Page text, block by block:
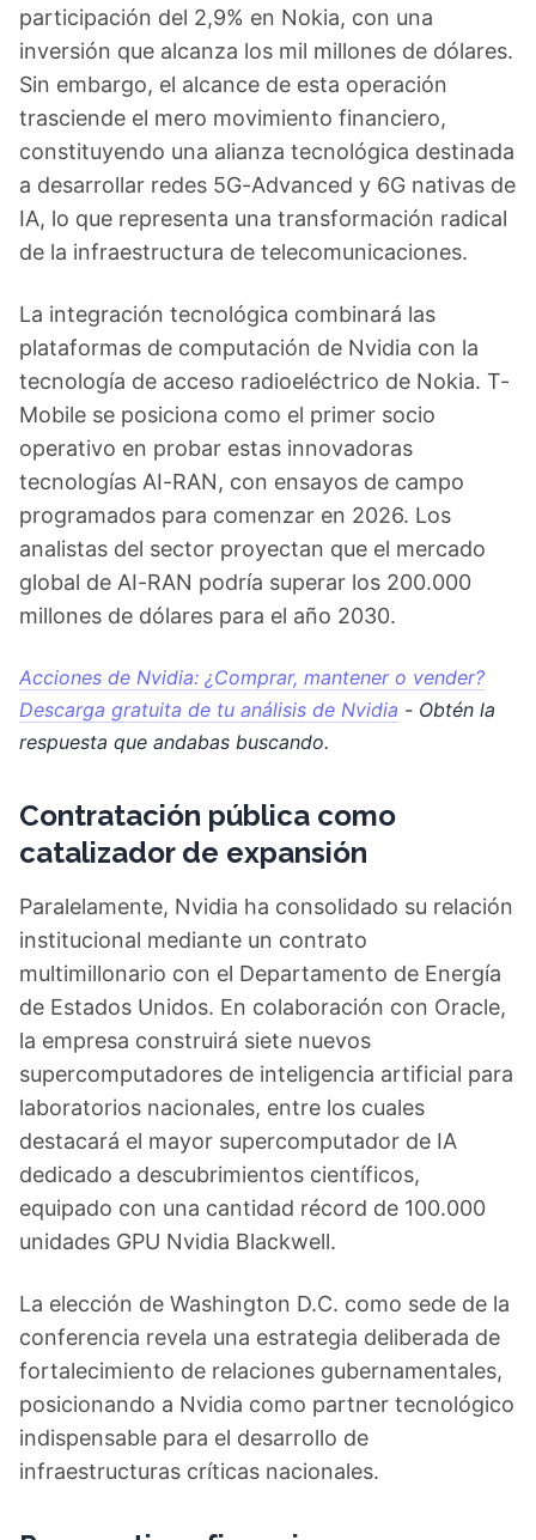
participación del 2,9% en Nokia, con una
inversión que alcanza los mil millones de dólares.
Sin embargo, el alcance de esta operación
trasciende el mero movimiento financiero,
constituyendo una alianza tecnológica destinada
a desarrollar redes 5G-Advanced y 6G nativas de
IA, lo que representa una transformación radical
de la infraestructura de telecomunicaciones.
La integración tecnológica combinará las
plataformas de computación de Nvidia con la
tecnología de acceso radioeléctrico de Nokia. T-
Mobile se posiciona como el primer socio
operativo en probar estas innovadoras
tecnologías AI-RAN, con ensayos de campo
programados para comenzar en 2026. Los
analistas del sector proyectan que el mercado
global de AI-RAN podría superar los 200.000
millones de dólares para el año 2030.
Acciones de Nvidia: ¿Comprar, mantener o vender?
Descarga gratuita de tu análisis de Nvidia - Obtén la
respuesta que andabas buscando.
Contratación pública como
catalizador de expansión
Paralelamente, Nvidia ha consolidado su relación
institucional mediante un contrato
multimillonario con el Departamento de Energía
de Estados Unidos. En colaboración con Oracle,
la empresa construirá siete nuevos
supercomputadores de inteligencia artificial para
laboratorios nacionales, entre los cuales
destacará el mayor supercomputador de IA
dedicado a descubrimientos científicos,
equipado con una cantidad récord de 100.000
unidades GPU Nvidia Blackwell.
La elección de Washington D.C. como sede de la
conferencia revela una estrategia deliberada de
fortalecimiento de relaciones gubernamentales,
posicionando a Nvidia como partner tecnológico
indispensable para el desarrollo de
infraestructuras críticas nacionales.